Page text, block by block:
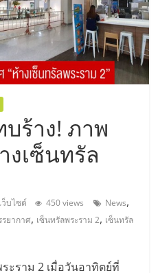
,
ร้าง! ภาพ
งเซ็นทรัล
ว็บไซต์ 450 views News,
ยากาศ, เซ็นทรัลพระราม 2, เซ็นทรัล
ะราม 2 เมื่อวันอาทิตย์ที่